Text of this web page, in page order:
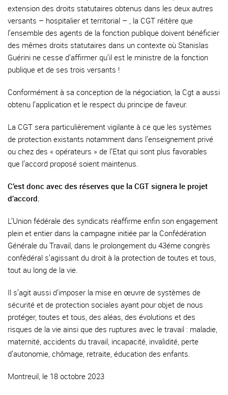
extension des droits statutaires obtenus dans les deux autres
versants – hospitalier et territorial – , la CGT réitère que
l’ensemble des agents de la fonction publique doivent bénéficier
des mêmes droits statutaires dans un contexte où Stanislas
Guérini ne cesse d’affirmer qu’il est le ministre de la fonction
publique et de ses trois versants !
Conformément à sa conception de la négociation, la Cgt a aussi
obtenu l’application et le respect du principe de faveur.
La CGT sera particulièrement vigilante à ce que les systèmes
de protection existants notamment dans l’enseignement privé
ou chez des « opérateurs » de l’Etat qui sont plus favorables
que l’accord proposé soient maintenus.
C’est donc avec des réserves que la CGT signera le projet
d’accord.
L’Union fédérale des syndicats réaffirme enfin son engagement
plein et entier dans la campagne initiée par la Confédération
Générale du Travail, dans le prolongement du 43éme congrès
confédéral s’agissant du droit à la protection de toutes et tous,
tout au long de la vie.
Il s’agit aussi d’imposer la mise en œuvre de systèmes de
sécurité et de protection sociales ayant pour objet de nous
protéger, toutes et tous, des aléas, des évolutions et des
risques de la vie ainsi que des ruptures avec le travail : maladie,
maternité, accidents du travail, incapacité, invalidité, perte
d’autonomie, chômage, retraite, éducation des enfants.
Montreuil, le 18 octobre 2023